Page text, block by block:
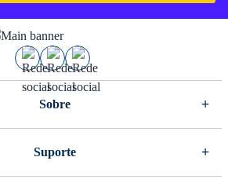
Sobre
Suporte